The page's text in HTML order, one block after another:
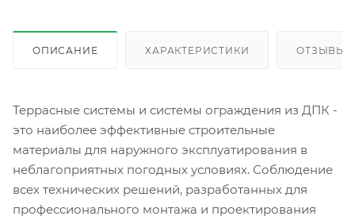
ОПИСАНИЕ ХАРАКТЕРИСТИКИ ОТЗЫВЫ
Террасные системы и системы ограждения из ДПК -
это наиболее эффективные строительные
материалы для наружного эксплуатирования в
неблагоприятных погодных условиях. Соблюдение
всех технических решений, разработанных для
профессионального монтажа и проектирования